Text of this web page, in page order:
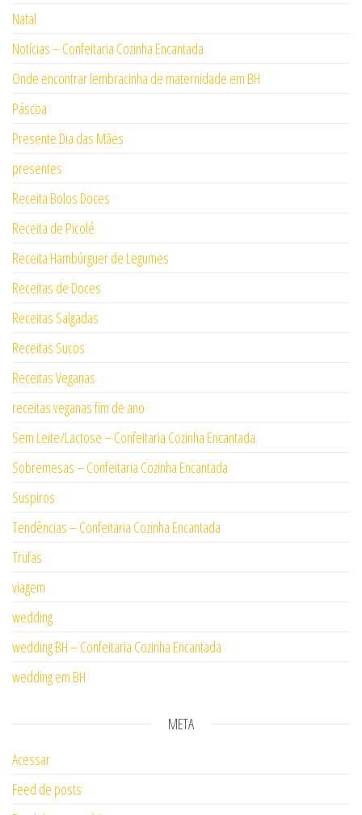
Natal
Notícias – Confeitaria Cozinha Encantada
Onde encontrar lembracinha de maternidade em BH
Páscoa
Presente Dia das Mães
presentes
Receita Bolos Doces
Receita de Picolé
Receita Hambúrguer de Legumes
Receitas de Doces
Receitas Salgadas
Receitas Sucos
Receitas Veganas
receitas veganas fim de ano
Sem Leite/Lactose – Confeitaria Cozinha Encantada
Sobremesas – Confeitaria Cozinha Encantada
Suspiros
Tendências – Confeitaria Cozinha Encantada
Trufas
viagem
wedding
wedding BH – Confeitaria Cozinha Encantada
wedding em BH
META
Acessar
Feed de posts